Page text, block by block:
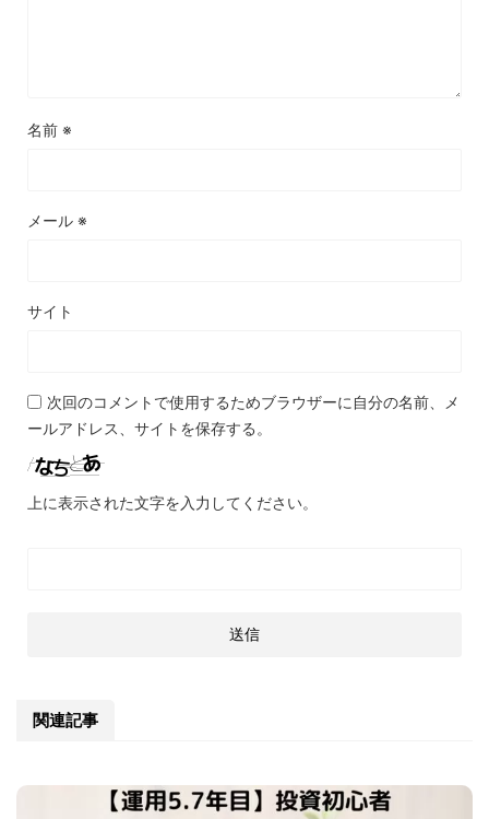
名前 ※
メール ※
サイト
次回のコメントで使用するためブラウザーに自分の名前、メ
ールアドレス、サイトを保存する。
上に表示された文字を入力してください。
関連記事